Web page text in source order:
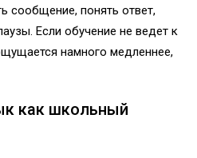
сообщение, понять ответ,
Если обучение не ведет к
намного медленнее,
как школьный